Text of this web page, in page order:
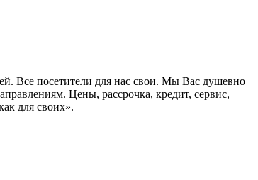
Все посетители для нас свои. Мы Вас душевно
Цены, рассрочка, кредит, сервис,
для своих».